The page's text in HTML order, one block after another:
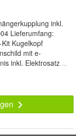
inkl.
Lieferumfang:
Kugelkopf
mit e-
inkl. Elektrosatz ...